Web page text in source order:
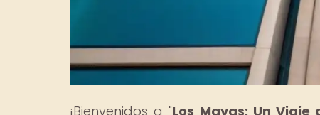
¡Bienvenidos a "Los Mayas: Un Viaje